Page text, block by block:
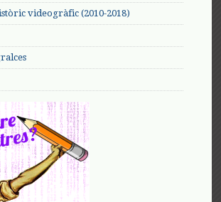
videogràfic (2010-2018)